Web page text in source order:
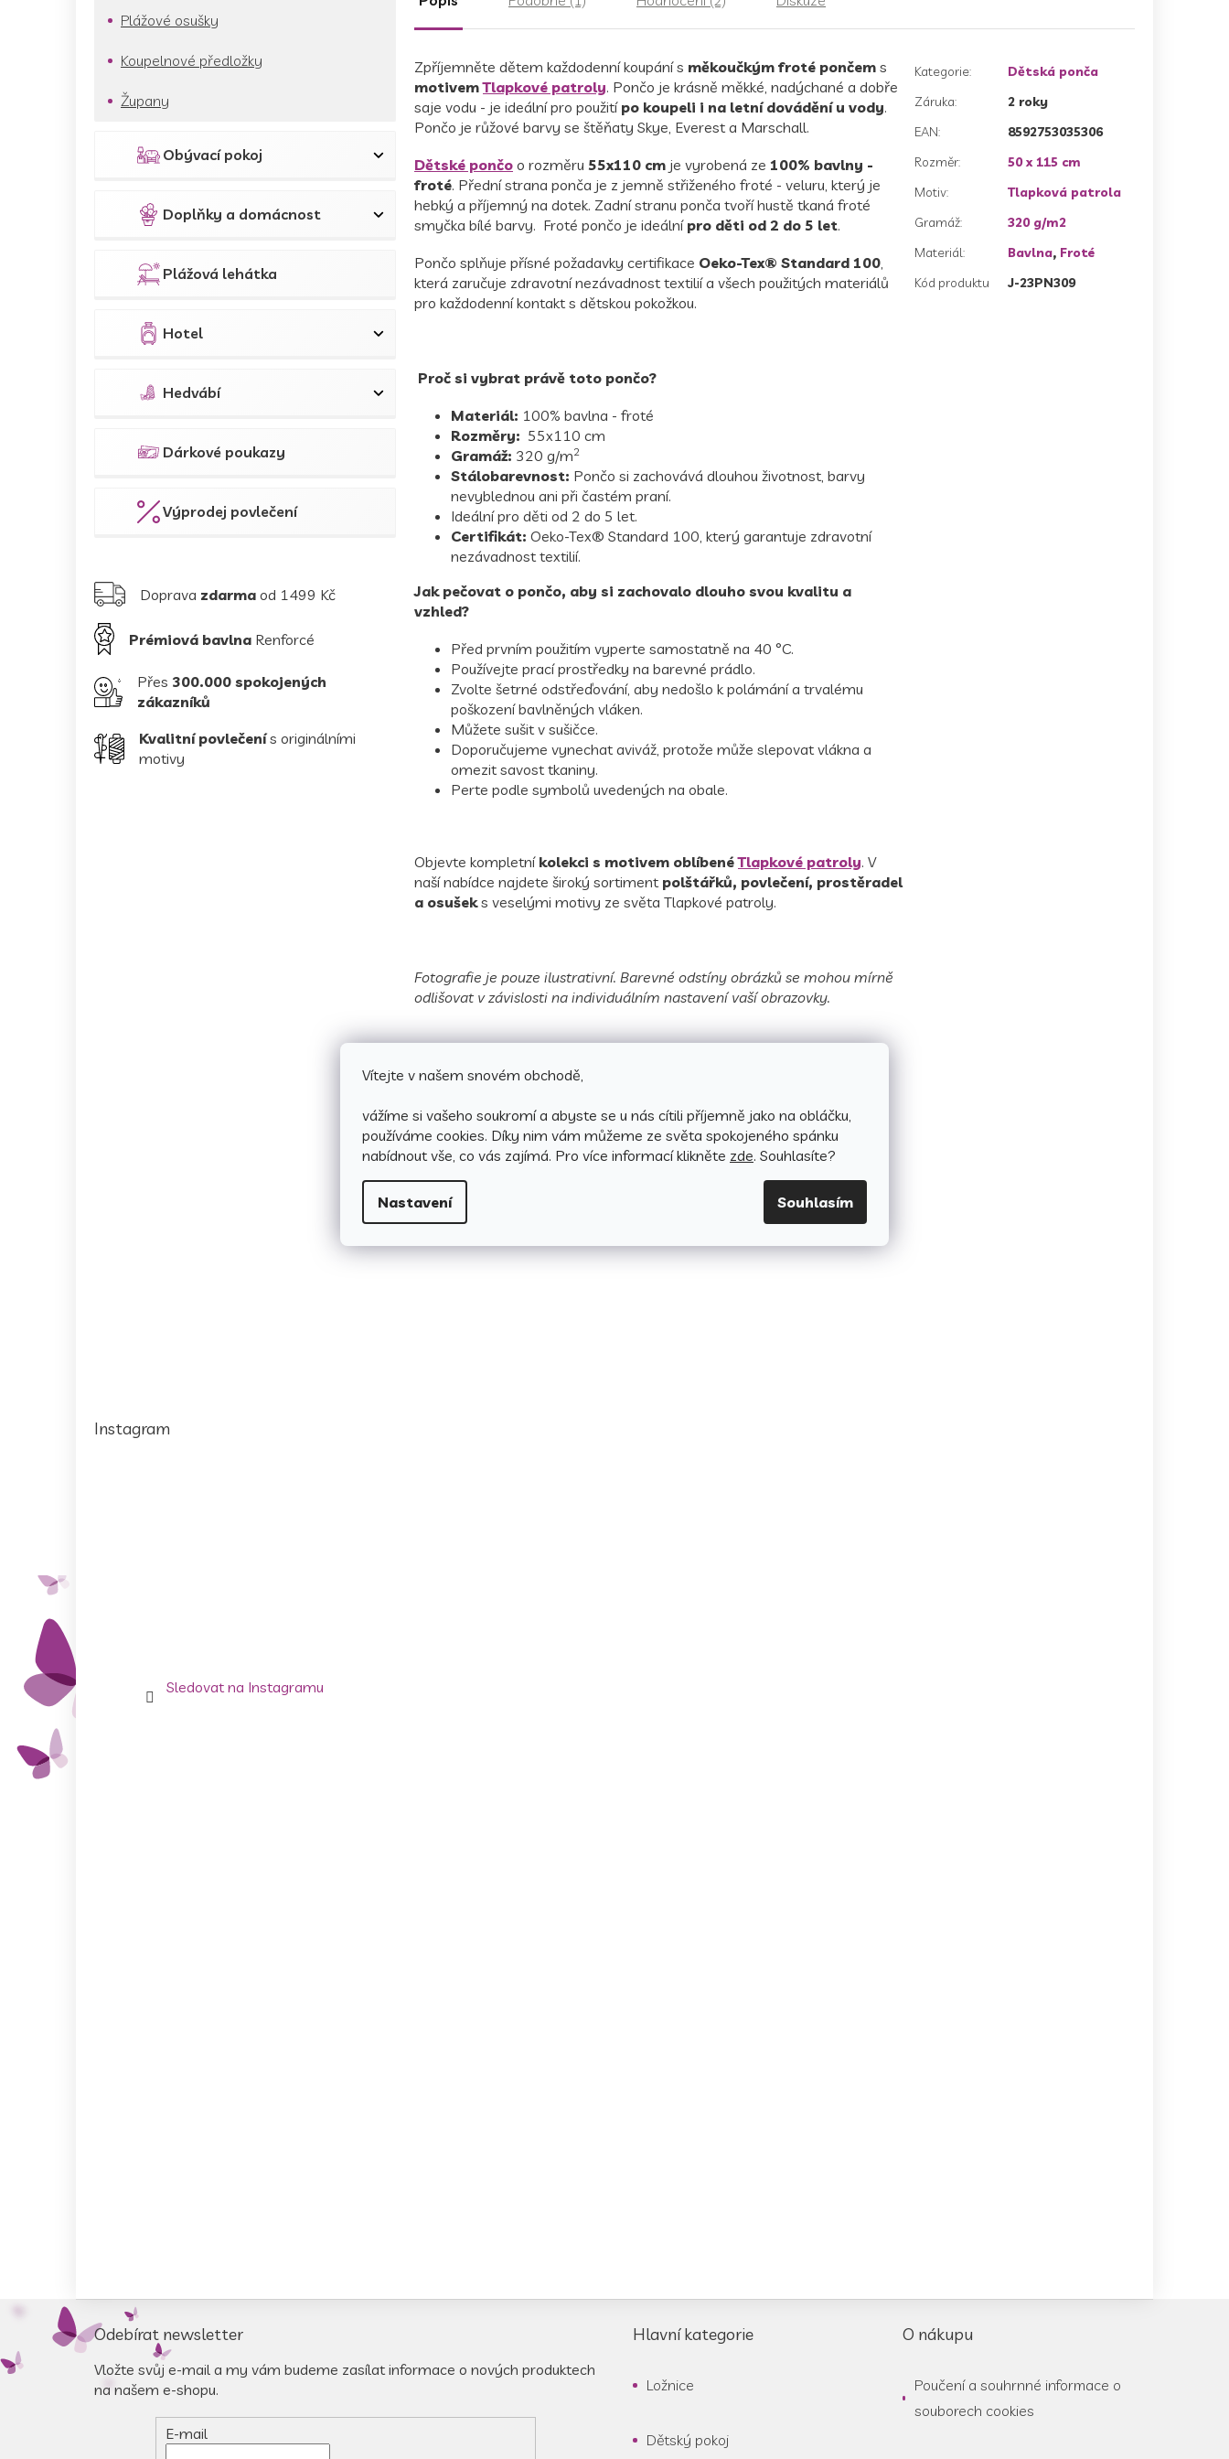
Vítejte v našem snovém obchodě,
vážíme si vašeho soukromí a abyste se u nás cítili příjemně jako na obláčku,
používáme cookies. Díky nim vám můžeme ze světa spokojeného spánku
nabídnout vše, co vás zajímá. Pro více informací klikněte zde. Souhlasíte?
Nastavení Souhlasím
Plážové osušky
Koupelnové předložky
Župany
Obývací pokoj
Doplňky a domácnost
Plážová lehátka
Hotel
Hedvábí
Dárkové poukazy
Výprodej povlečení
Doprava zdarma od 1499 Kč
Prémiová bavlna Renforcé
Přes 300.000 spokojených
zákazníků
Kvalitní povlečenís originálními
motivy
Instagram
Sledovat na Instagramu
Zpříjemněte dětem každodenní koupání s měkoučkým froté pončem s
motivemTlapkové patroly. Pončo je krásně měkké, nadýchané a dobře
saje vodu - je ideální pro použití po koupeli i na letní dovádění u vody.
Pončo je růžové barvy se štěňaty Skye, Everest a Marschall.
Dětské pončo o rozměru 55x110 cm je vyrobená ze 100% bavlny -
froté. Přední strana ponča je z jemně střiženého froté - veluru, který je
hebký a příjemný na dotek. Zadní stranu ponča tvoří hustě tkaná froté
smyčka bílé barvy. Froté pončo je ideální pro děti od 2 do 5 let.
Pončo splňuje přísné požadavky certifikace Oeko-Tex® Standard 100
která zaručuje zdravotní nezávadnost textilií a všech použitých materiálů
pro každodenní kontakt s dětskou pokožkou.
Proč si vybrat právě toto pončo?
Materiál: 100% bavlna - froté
Rozměry: 55x110 cm
Gramáž: 320 g/m2
Stálobarevnost: Pončo si zachovává dlouhou životnost, barvy
nevyblednou ani při častém praní.
Ideální pro děti od 2 do 5 let.
Certifikát: Oeko-Tex® Standard 100, který garantuje zdravotní
nezávadnost textilií.
Jak pečovat o pončo, aby si zachovalo dlouho svou kvalitu a
vzhled?
Před prvním použitím vyperte samostatně na 40 °C.
Používejte prací prostředky na barevné prádlo.
Zvolte šetrné odstřeďování, aby nedošlo k polámání a trvalému
poškození bavlněných vláken.
Můžete sušit v sušičce.
Doporučujeme vynechat aviváž, protože může slepovat vlákna a
omezit savost tkaniny.
Perte podle symbolů uvedených na obale.
Objevte kompletníkolekci s motivem oblíbenéTlapkové patroly. V
naší nabídce najdete široký sortiment polštářků, povlečení, prostěradel
a osušeks veselými motivy ze světa Tlapkové patroly.
Fotografie je pouze ilustrativní. Barevné odstíny obrázků se mohou mírně
odlišovat v závislosti na individuálním nastavení vaší obrazovky.
Kategorie:
Dětská ponča
Záruka:
2 roky
EAN:
8592753035306
Rozměr:
50 x 115 cm
Motiv:
Tlapková patrola
Gramáž:
320 g/m2
Materiál: Bavlna, Froté
Kód produktu
J-23PN309
a
Odebírat newsletter
Vložte svůj e-mail a my vám budeme zasílat informace o nových produktech
na našem e-shopu.
E-mail
Hlavní kategorie
Ložnice
Dětský pokoj
O nákupu
Poučení a souhrnné informace o
souborech cookies